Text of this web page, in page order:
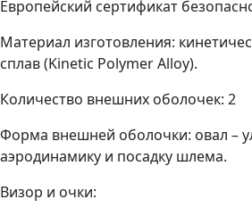
Европейский сертификат
Материал изготовления:
сплав (Kinetic Polymer Alloy).
Количество внешних оболочек: 2
Форма внешней оболочки: овал –
аэродинамику и посадку шлема.
Визор и очки: